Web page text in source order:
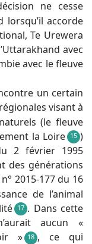
ne cesse
lorsqu’il accorde
Te Urewera
avec
avec le fleuve
un certain
visant à
(le fleuve
la Loire 15 )
2 février 1995
des générations
2015-177 du 16
de l’animal
17 . Dans cette
aucun «
» 18 , ce qui